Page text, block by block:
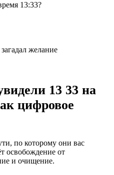
13:33?
желание
13 33 на
цифровое
по которому они вас
освобождение от
и очищение.